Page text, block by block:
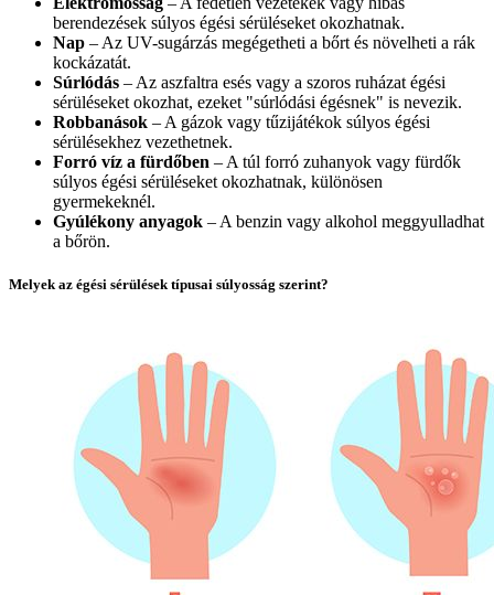
berendezések súlyos égési sérüléseket okozhatnak.
Nap – Az UV-sugárzás megégetheti a bőrt és növelheti a rák
kockázatát.
Súrlódás – Az aszfaltra esés vagy a szoros ruházat égési
sérüléseket okozhat, ezeket "súrlódási égésnek" is nevezik.
Robbanások – A gázok vagy tűzijátékok súlyos égési
sérülésekhez vezethetnek.
Forró víz a fürdőben – A túl forró zuhanyok vagy fürdők
súlyos égési sérüléseket okozhatnak, különösen
gyermekeknél.
Gyúlékony anyagok – A benzin vagy alkohol meggyulladhat
a bőrön.
Melyek az égési sérülések típusai súlyosság szerint?